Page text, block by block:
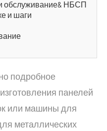
и обслуживание& НБСП
и шаги
подробное
панелей
или машины для
металлических